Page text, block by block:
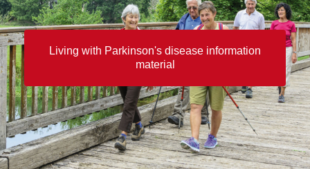
Living with Parkinson's disease information
material